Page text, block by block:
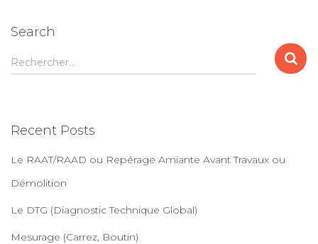
Search
R
e
r
h
e
Rechercher…
Recent Posts
Le RAAT/RAAD ou Repérage Amiante Avant Travaux ou
Démolition
Le DTG (Diagnostic Technique Global)
Mesurage (Carrez, Boutin)